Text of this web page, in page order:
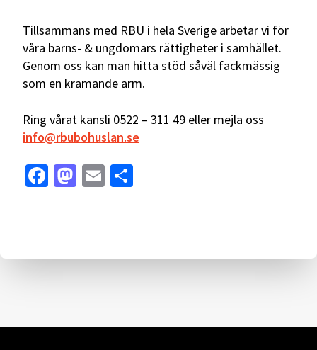
Tillsammans med RBU i hela Sverige arbetar vi för
våra barns- & ungdomars rättigheter i samhället.
Genom oss kan man hitta stöd såväl fackmässig
som en kramande arm.
Ring vårat kansli 0522 – 311 49 eller mejla oss
info@rbubohuslan.se
Facebook
Mastodon
Email